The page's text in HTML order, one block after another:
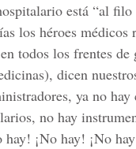
está “al
los héroes médicos
todos los frentes de
dicen
ya no hay
no hay
hay! ¡No hay! ¡No